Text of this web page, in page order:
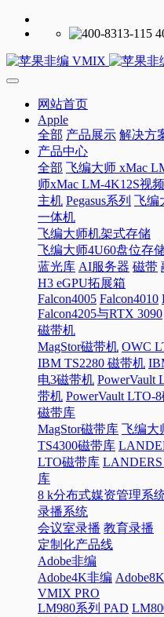
网站首页
Apple
全部 产品展示 解决方
产品中心
全部 飞编大师 xMac
师xMac LM-4K12S视
主机 Pegasus系列 飞编
一体机
飞编大师机架式存储
飞编大师4U60盘位存
蓝光库 AI服务器 磁带
H3 eGPU拓展箱
Falcon4005 Falcon4010
Falcon4205与RTX 3090
磁带机
MagStor磁带机 OWC
IBM TS2280 磁带机
电3磁带机 PowerVault
带机 PowerVault LTO-
磁带库
MagStor磁带库 飞编大
TS4300磁带库
LTO磁带库
库
8 k分布式媒资管理系
录播系统
会议室录播 教育录播
定制化产品线
Adobe非编
Adobe4K非编
VMIX PRO
LM980系列 PAD